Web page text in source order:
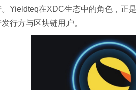
Yieldteq在XDC生态中的角色，正
行方与区块链用户。